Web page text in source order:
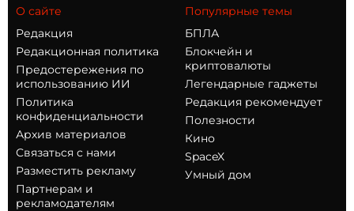
О сайте
Редакция
Редакционная политика
Предостережения по
использованию ИИ
Политика
конфиденциальности
Архив материалов
Связаться с нами
Разместить рекламу
Партнерам и
рекламодателям
Популярные темы
БПЛА
Блокчейн и
криптовалюты
Легендарные гаджеты
Редакция рекомендует
Полезности
Кино
SpaceX
Умный дом